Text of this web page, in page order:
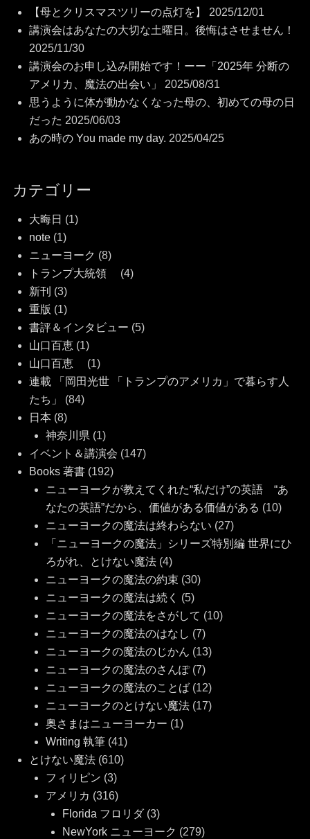
【母とクリスマスツリーの点灯を】
2025/12/01
講演会はあなたの大切な土曜日。後悔はさせません！
2025/11/30
講演会のお申し込み開始です！ーー「2025年 分断の
アメリカ、魔法の出会い」
2025/08/31
思うように体が動かなくなった母の、初めての母の日
だった 2025/06/03
あの時の You made my day. 2025/04/25
カテゴリー
大晦日 (1)
note(1)
ニューヨーク (8)
トランプ大統領
(4)
新刊 (3)
重版 (1)
書評＆インタビュー (5)
山口百恵(1)
山口百恵
(1)
連載 「岡田光世 「トランプのアメリカ」で暮らす人
たち」
(84)
日本 (8)
神奈川県 (1)
イベント＆講演会 (147)
Books 著書(192)
ニューヨークが教えてくれた“私だけ”の英語 “あ
なたの英語”だから、価値がある価値がある (10)
ニューヨークの魔法は終わらない (27)
「ニューヨークの魔法」シリーズ特別編 世界にひ
ろがれ、とけない魔法(4)
ニューヨークの魔法の約束 (30)
ニューヨークの魔法は続く
(5)
ニューヨークの魔法をさがして (10)
ニューヨークの魔法のはなし (7)
ニューヨークの魔法のじかん (13)
ニューヨークの魔法のさんぽ(7)
ニューヨークの魔法のことば(12)
ニューヨークのとけない魔法(17)
奥さまはニューヨーカー (1)
Writing 執筆(41)
とけない魔法(610)
フィリピン (3)
アメリカ (316)
Florida フロリダ(3)
NewYork ニューヨーク (279)